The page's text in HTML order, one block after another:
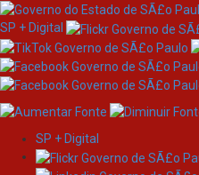
SP + Digital
SP + Digital